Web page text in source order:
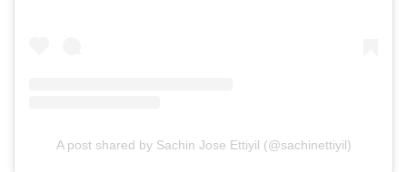
A post shared by Sachin Jose Ettiyil (@sachinettiyil)